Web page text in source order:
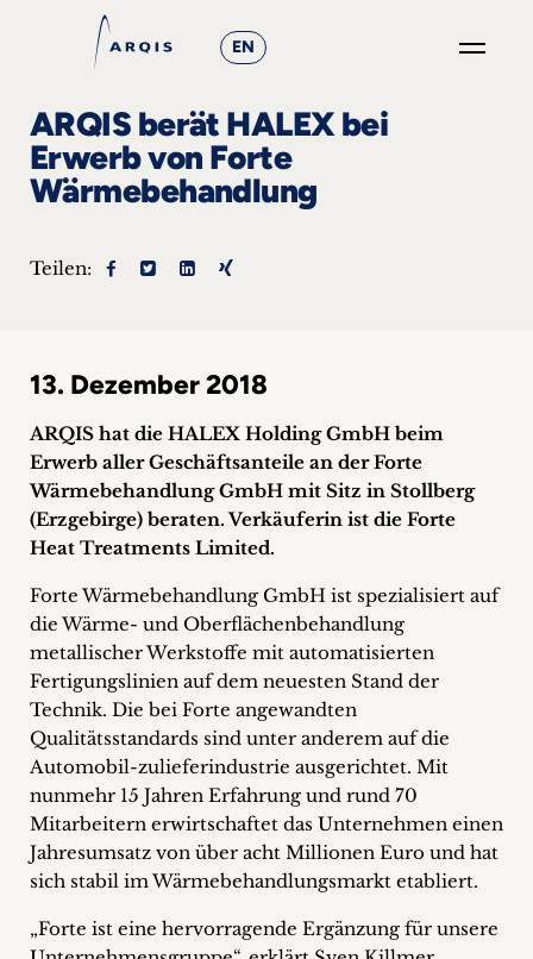
EN
Fokusgruppen
+
Events
+
Karriere
+
Blog
&
Podcasts
+
Team
Philosophie
ARQIS berät HALEX bei
Erwerb von Forte
Wärmebehandlung
Teilen:
13. Dezember 2018
ARQIS hat die HALEX Holding GmbH beim
Erwerb aller Geschäftsanteile an der Forte
Wärmebehandlung GmbH mit Sitz in Stollberg
(Erzgebirge) beraten. Verkäuferin ist die Forte
Heat Treatments Limited.
Forte Wärmebehandlung GmbH ist spezialisiert auf
die Wärme- und Oberflächenbehandlung
metallischer Werkstoffe mit automatisierten
Fertigungslinien auf dem neuesten Stand der
Technik. Die bei Forte angewandten
Qualitätsstandards sind unter anderem auf die
Automobil-zulieferindustrie ausgerichtet. Mit
nunmehr 15 Jahren Erfahrung und rund 70
Mitarbeitern erwirtschaftet das Unternehmen einen
Jahresumsatz von über acht Millionen Euro und hat
sich stabil im Wärmebehandlungsmarkt etabliert.
„Forte ist eine hervorragende Ergänzung für unsere